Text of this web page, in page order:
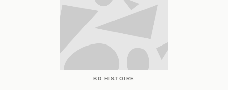
BD HISTOIRE